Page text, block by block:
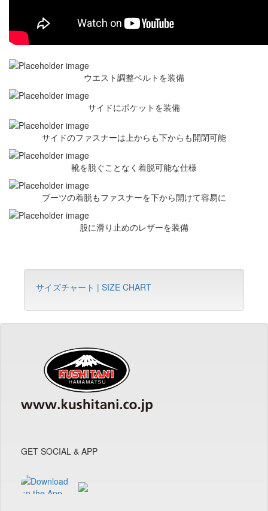
ウエスト調整ベルトを装備
サイドにポケットを装備
サイドのファスナーは上からも下からも開閉可能
靴を脱ぐことなく着脱可能な仕様
ブーツの着脱もファスナーを下から開けて容易に
股に滑り止めのレザーを装備
サイズチャート | SIZE CHART
GET SOCIAL & APP